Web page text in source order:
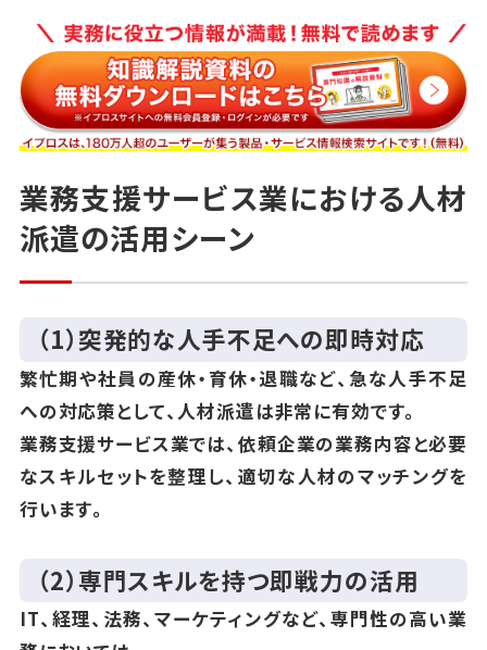
業務支援サービス業における人材
派遣の活用シーン
（1）突発的な人手不足への即時対応
繁忙期や社員の産休・育休・退職など、急な人手不足
への対応策として、人材派遣は非常に有効です。
業務支援サービス業では、依頼企業の業務内容と必要
なスキルセットを整理し、適切な人材のマッチングを
行います。
（2）専門スキルを持つ即戦力の活用
IT、経理、法務、マーケティングなど、専門性の高い業